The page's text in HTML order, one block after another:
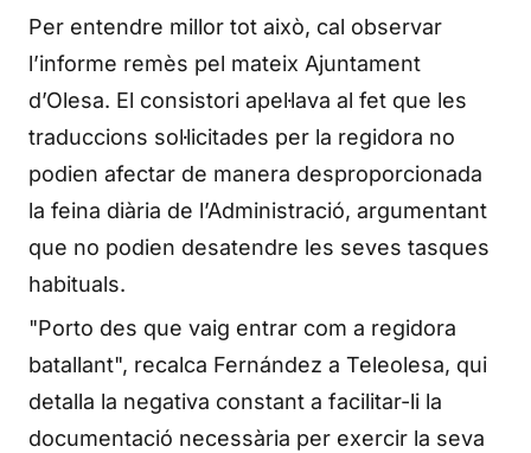
Per entendre millor tot això, cal observar
l’informe remès pel mateix Ajuntament
d’Olesa. El consistori apel·lava al fet que les
traduccions sol·licitades per la regidora no
podien afectar de manera desproporcionada
la feina diària de l’Administració, argumentant
que no podien desatendre les seves tasques
habituals.
"Porto des que vaig entrar com a regidora
batallant", recalca Fernández a Teleolesa, qui
detalla la negativa constant a facilitar-li la
documentació necessària per exercir la seva